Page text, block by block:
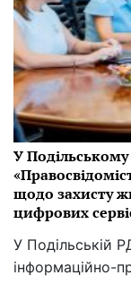
У
щодо захисту
цифрових
У Подільській
інформаційно-